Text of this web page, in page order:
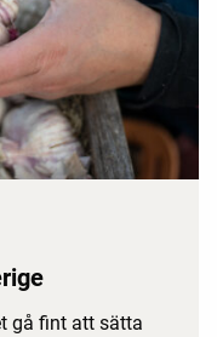
gå fint att sätta